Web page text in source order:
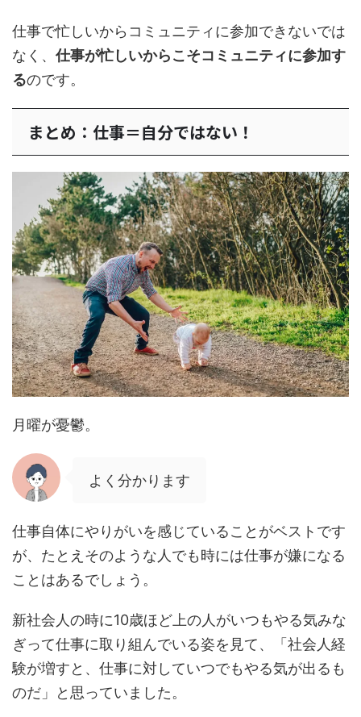
仕事で忙しいからコミュニティに参加できないでは
なく、 仕事が忙しいからこそコミュニティに参加す
るのです。
まとめ：仕事＝自分ではない！
月曜が憂鬱。
よく分かります
仕事自体にやりがいを感じていることがベストです
が、たとえそのような人でも時には仕事が嫌になる
ことはあるでしょう。
新社会人の時に10歳ほど上の人がいつもやる気みな
ぎって仕事に取り組んでいる姿を見て、「社会人経
験が増すと、仕事に対していつでもやる気が出るも
のだ」と思っていました。